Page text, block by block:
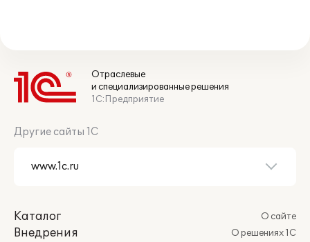
Отраслевые
и специализированные решения
1С:Предприятие
Другие сайты 1С
Каталог
Внедрения
О сайте
О решениях 1С